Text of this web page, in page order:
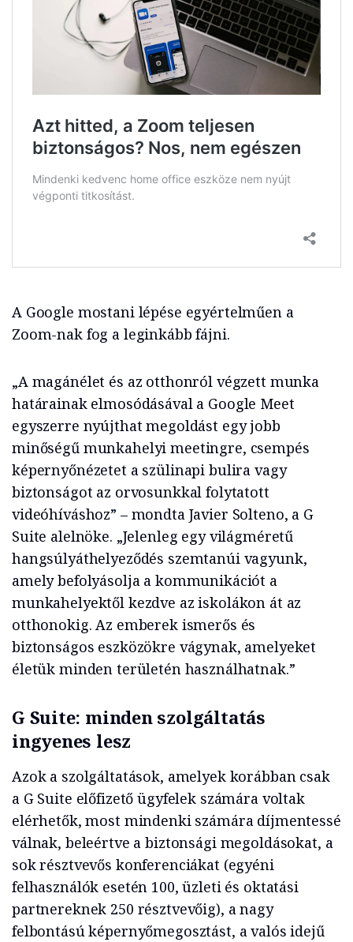
A Google mostani lépése egyértelműen a
Zoom-nak fog a leginkább fájni.
„A magánélet és az otthonról végzett munka
határainak elmosódásával a Google Meet
egyszerre nyújthat megoldást egy jobb
minőségű munkahelyi meetingre, csempés
képernyőnézetet a szülinapi bulira vagy
biztonságot az orvosunkkal folytatott
videóhíváshoz” – mondta Javier Solteno, a G
Suite alelnöke. „Jelenleg egy világméretű
hangsúlyáthelyeződés szemtanúi vagyunk,
amely befolyásolja a kommunikációt a
munkahelyektől kezdve az iskolákon át az
otthonokig. Az emberek ismerős és
biztonságos eszközökre vágynak, amelyeket
életük minden területén használhatnak.”
G Suite: minden szolgáltatás
ingyenes lesz
Azok a szolgáltatások, amelyek korábban csak
a G Suite előfizető ügyfelek számára voltak
elérhetők, most mindenki számára díjmentessé
válnak, beleértve a biztonsági megoldásokat, a
sok résztvevős konferenciákat (egyéni
felhasználók esetén 100, üzleti és oktatási
partnereknek 250 résztvevőig), a nagy
felbontású képernyőmegosztást, a valós idejű